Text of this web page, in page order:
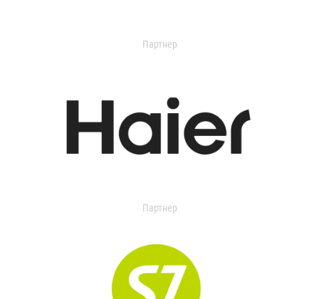
Партнер
Партнер